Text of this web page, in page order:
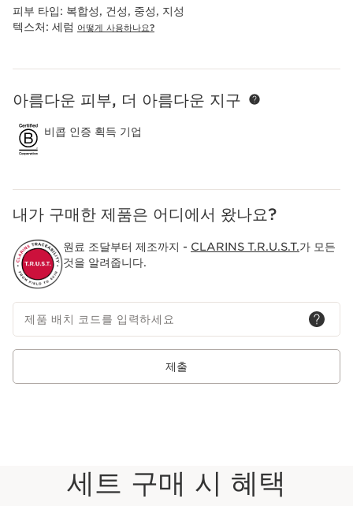
피부 타입: 복합성, 건성, 중성, 지성
텍스처: 세럼 어떻게 사용하나요?
컨텐츠로 이동하기
아름다운 피부, 더 아름다운 지구
비콥 인증 획득 기업
내가 구매한 제품은 어디에서 왔나요?
원료 조달부터 제조까지 - CLARINS T.R.U.S.T.가 모든
것을 알려줍니다.
제품 배치 코드를 입력하세요
제출
세트 구매 시 혜택